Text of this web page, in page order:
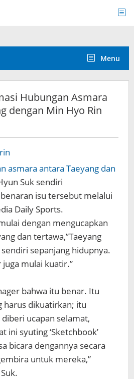
Menu
Hubungan Asmara
dengan Min Hyo Rin
asmara antara Taeyang dan
Suk sendiri
isu tersebut melalui
Daily Sports.
dengan mengucapkan
dan tertawa,”Taeyang
sepanjang hidupnya.
mulai kuatir.”
bahwa itu benar. Itu
harus dikuatirkan; itu
ucapan selamat,
ini syuting ‘Sketchbook’
bicara dengannya secara
untuk mereka,”